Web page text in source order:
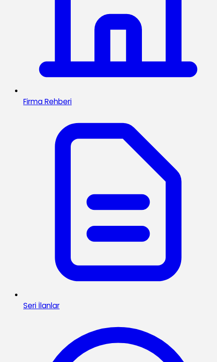
Firma Rehberi
Seri İlanlar